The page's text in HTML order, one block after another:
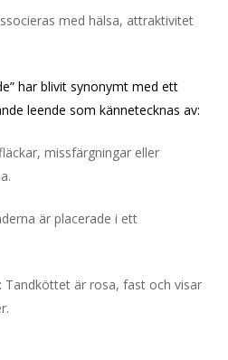
med hälsa, attraktivitet
har blivit synonymt med ett
leende som kännetecknas av:
missfärgningar eller
är placerade i ett
Tandköttet är rosa, fast och visar